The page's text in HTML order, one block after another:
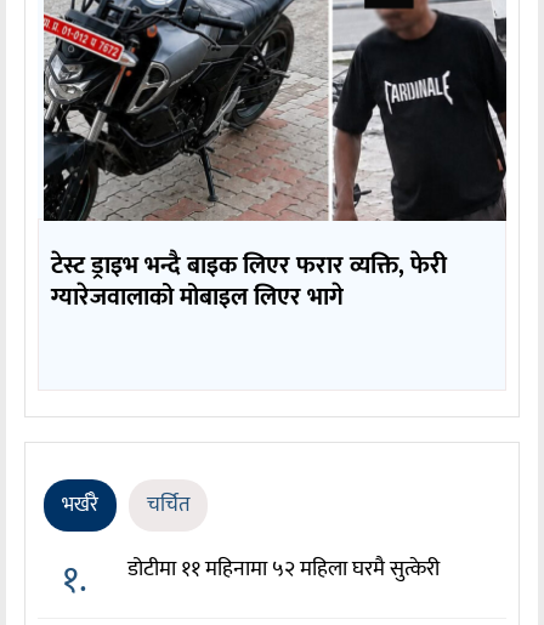
टेस्ट ड्राइभ भन्दै बाइक लिएर फरार व्यक्ति, फेरी
ग्यारेजवालाको मोबाइल लिएर भागे
भर्खरै चर्चित
१. डोटीमा ११ महिनामा ५२ महिला घरमै सुत्केरी